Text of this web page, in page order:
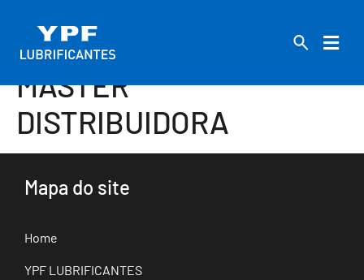
MASTER
DISTRIBUIDORA
Mapa do site
Home
YPF LUBRIFICANTES